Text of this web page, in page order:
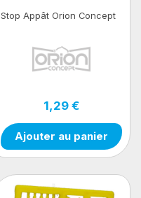
Stop Appât Orion Concept
1,29 €
Ajouter au panier